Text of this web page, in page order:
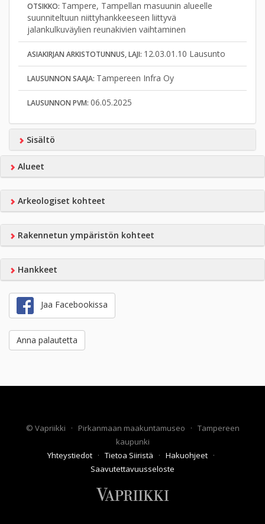
OTSIKKO: Tampere, Tampellan masuunin alueelle
suunniteltuun niittyhankkeeseen liittyvä
jalankulkuväylien reunakivien vaihtaminen
ASIAKIRJAN ARKISTOTUNNUS, LAJI: 12.03.01.10 Lausunto
LAUSUNNON SAAJA: Tampereen Infra Oy
LAUSUNNON PVM: 06.05.2025
Sisältö
Alueet
Arkeologiset kohteet
Rakennetun ympäristön kohteet
Hankkeet
Jaa Facebookissa
Anna palautetta
© Vapriikki · Pirkanmaan maakuntamuseo · Tampereen
kaupunki
Yhteystiedot · Tietoa Siiristä · Hakuohjeet ·
Saavutettavuusseloste